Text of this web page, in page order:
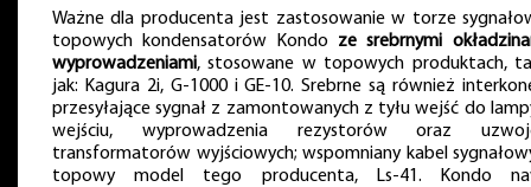
Ważne dla producenta jest zastosowanie w torze
topowych kondensatorów Kondo ze srebrnymi
wyprowadzeniami, stosowane w topowych produktach,
jak: Kagura 2i, G-1000 i GE-10. Srebrne są również
przesyłające sygnał z zamontowanych z tyłu wejść do
wejściu, wyprowadzenia rezystorów oraz
transformatorów wyjściowych; wspomniany kabel
topowy model tego producenta, Ls-41. Kondo